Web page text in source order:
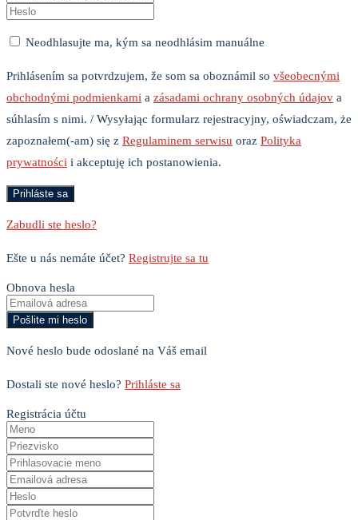
Neodhlasujte ma, kým sa neodhlásim manuálne
Prihlásením sa potvrdzujem, že som sa oboznámil so všeobecnými
obchodnými podmienkami a zásadami ochrany osobných údajov a
súhlasím s nimi. / Wysyłając formularz rejestracyjny, oświadczam, że
zapoznałem(-am) się z Regulaminem serwisu oraz Polityka
prywatności i akceptuję ich postanowienia.
Zabudli ste heslo?
Ešte u nás nemáte účet? Registrujte sa tu
Obnova hesla
Nové heslo bude odoslané na Váš email
Dostali ste nové heslo? Prihláste sa
Registrácia účtu